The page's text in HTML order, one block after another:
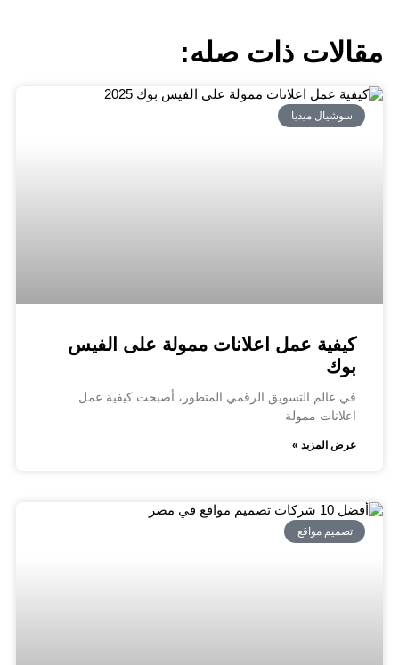
مقالات ذات صله:
سوشيال ميديا
كيفية عمل اعلانات ممولة على الفيس
بوك
في عالم التسويق الرقمي المتطور، أصبحت كيفية عمل
اعلانات ممولة
عرض المزيد »
تصميم مواقع